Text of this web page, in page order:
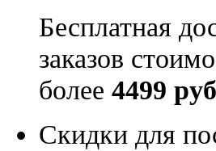
Бесплатная
заказов
более 4499
Скидки для